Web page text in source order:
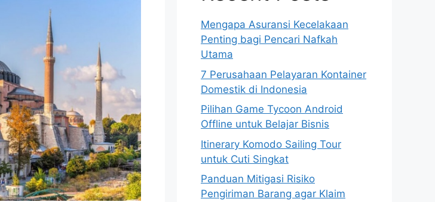
Mengapa Asuransi Kecelakaan
Penting bagi Pencari Nafkah
Utama
7 Perusahaan Pelayaran Kontainer
Domestik di Indonesia
Pilihan Game Tycoon Android
Offline untuk Belajar Bisnis
Itinerary Komodo Sailing Tour
untuk Cuti Singkat
Panduan Mitigasi Risiko
Pengiriman Barang agar Klaim